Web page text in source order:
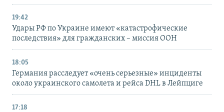
19:42
Удары РФ по Украине имеют «катастрофические
последствия» для гражданских – миссия ООН
18:05
Германия расследует «очень серьезные» инциденты
около украинского самолета и рейса DHL в Лейпциге
17:18